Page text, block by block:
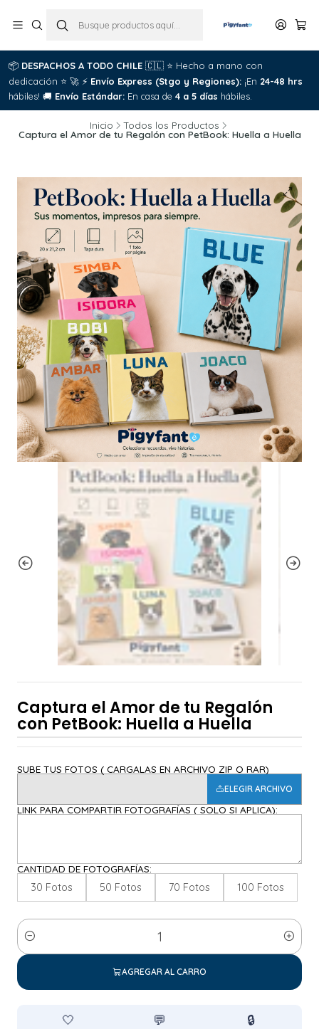
📦 DESPACHOS A TODO CHILE 🇨🇱 ⭐ Hecho a mano con
dedicación ⭐ 🚀 ⚡ Envío Express (Stgo y Regiones): ¡En 24-48 hrs
hábiles! 🚚 Envío Estándar: En casa de 4 a 5 días hábiles.
Inicio Todos los Productos
Captura el Amor de tu Regalón con PetBook: Huella a Huella
Captura el Amor de tu Regalón
con PetBook: Huella a Huella
SUBE TUS FOTOS ( CARGALAS EN ARCHIVO ZIP O RAR)
ELEGIR ARCHIVO
LINK PARA COMPARTIR FOTOGRAFÍAS ( SOLO SI APLICA):
CANTIDAD DE FOTOGRAFÍAS:
30 Fotos 50 Fotos 70 Fotos 100 Fotos
Cantidad
AGREGAR AL CARRO
🤍 💬 🔒